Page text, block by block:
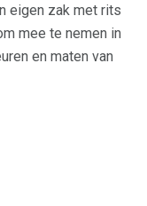
eigen zak met rits
mee te nemen in
en maten van